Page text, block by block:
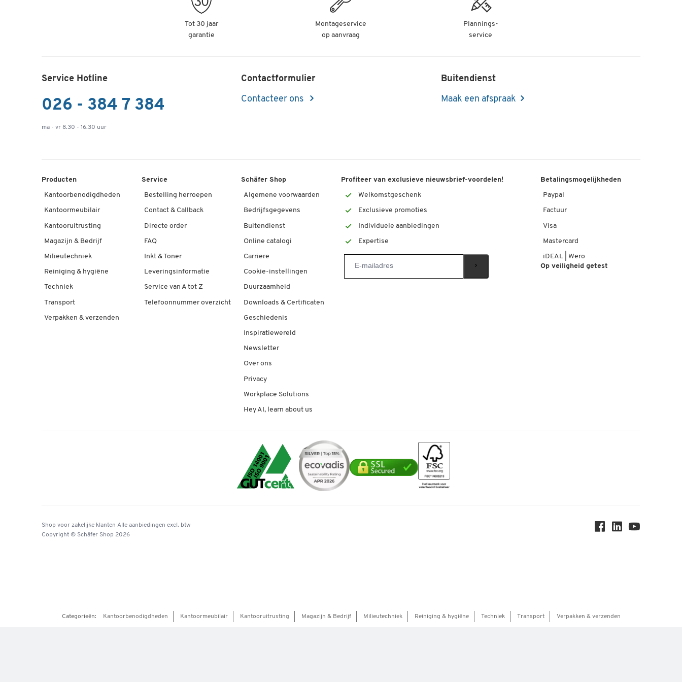
Tot 30 jaar
garantie
Montageservice
op aanvraag
Plannings-
service
Service Hotline
026 - 384 7 384
ma - vr 8.30 - 16.30 uur
Contactformulier
Contacteer ons
Buitendienst
Maak een afspraak
Producten
Kantoorbenodigdheden
Kantoormeubilair
Kantooruitrusting
Magazijn & Bedrijf
Milieutechniek
Reiniging & hygiëne
Techniek
Transport
Verpakken & verzenden
Service
Bestelling herroepen
Contact & Callback
Directe order
FAQ
Inkt & Toner
Leveringsinformatie
Service van A tot Z
Telefoonnummer overzicht
Schäfer Shop
Algemene voorwaarden
Bedrijfsgegevens
Buitendienst
Online catalogi
Carriere
Cookie-instellingen
Duurzaamheid
Downloads & Certificaten
Geschiedenis
Inspiratiewereld
Newsletter
Over ons
Privacy
Workplace Solutions
Hey AI, learn about us
Profiteer van exclusieve nieuwsbrief-voordelen!
Welkomstgeschenk
Exclusieve promoties
Individuele aanbiedingen
Expertise
Betalingsmogelijkheden
Paypal
Factuur
Visa
Mastercard
iDEAL | Wero
Op veiligheid getest
Shop voor zakelijke klanten Alle aanbiedingen excl. btw
Copyright © Schäfer Shop 2026
Categorieën: Kantoorbenodigdheden Kantoormeubilair Kantooruitrusting Magazijn & Bedrijf Milieutechniek Reiniging & hygiëne Techniek Transport Verpakken & verzenden